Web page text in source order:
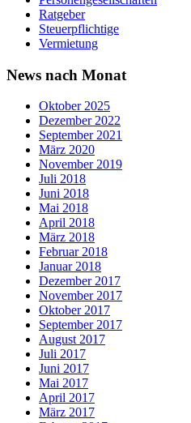
Ratgeber
Steuerpflichtige
Vermietung
News nach Monat
Oktober 2025
Dezember 2022
September 2021
März 2020
November 2019
Juli 2018
Juni 2018
Mai 2018
April 2018
März 2018
Februar 2018
Januar 2018
Dezember 2017
November 2017
Oktober 2017
September 2017
August 2017
Juli 2017
Juni 2017
Mai 2017
April 2017
März 2017